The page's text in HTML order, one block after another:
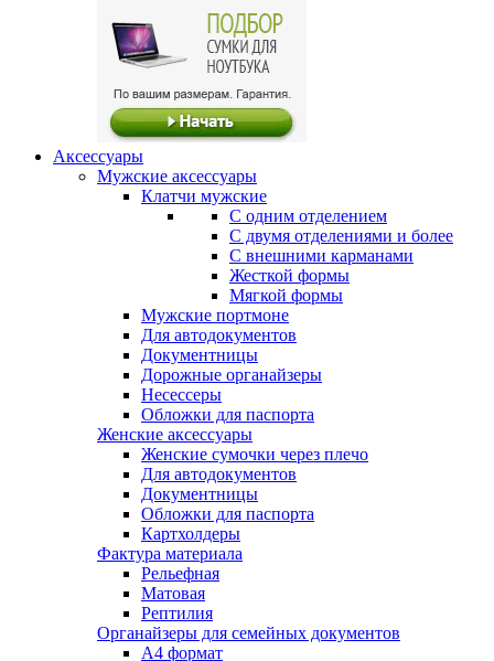
Аксессуары
Мужские аксессуары
Клатчи мужские
С одним отделением
С двумя отделениями и более
С внешними карманами
Жесткой формы
Мягкой формы
Мужские портмоне
Для автодокументов
Документницы
Дорожные органайзеры
Несессеры
Обложки для паспорта
Женские аксессуары
Женские сумочки через плечо
Для автодокументов
Документницы
Обложки для паспорта
Картхолдеры
Фактура материала
Рельефная
Матовая
Рептилия
Органайзеры для семейных документов
А4 формат